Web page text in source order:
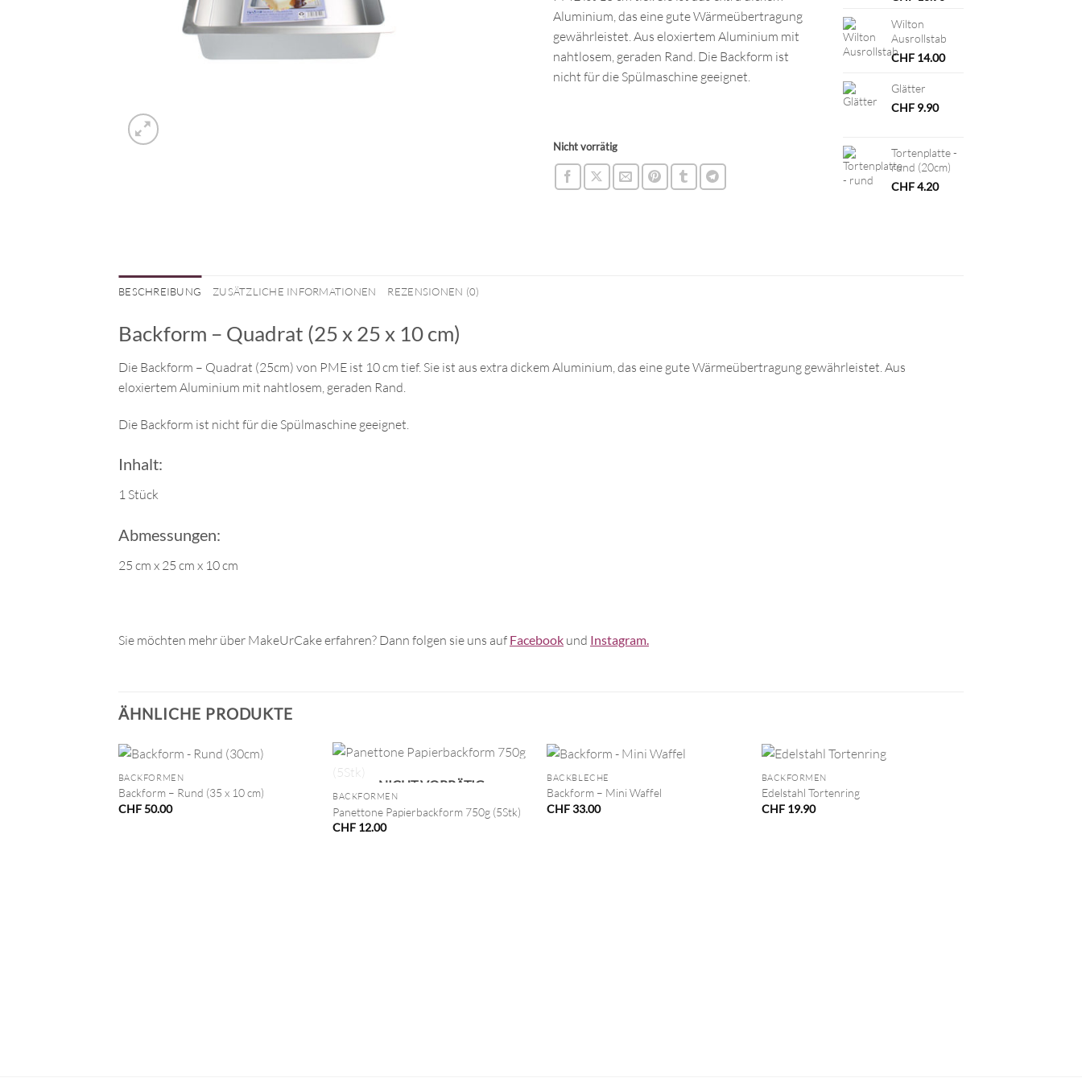
Aluminium, das eine gute Wärmeübertragung
gewährleistet. Aus eloxiertem Aluminium mit
nahtlosem, geraden Rand. Die Backform ist
nicht für die Spülmaschine geeignet.
Nicht vorrätig
Wilton
Ausrollstab
CHF 14.00
Glätter
CHF 9.90
Tortenplatte -
rund (20cm)
CHF4.20
BESCHREIBUNG ZUSÄTZLICHE INFORMATIONEN REZENSIONEN (0)
Backform – Quadrat (25 x 25 x 10 cm)
Die Backform – Quadrat (25cm) von PME ist 10 cm tief. Sie ist aus extra dickem Aluminium, das eine gute Wärmeübertragung gewährleistet. Aus
eloxiertem Aluminium mit nahtlosem, geraden Rand.
Die Backform ist nicht für die Spülmaschine geeignet.
Inhalt:
1 Stück
Abmessungen:
25 cm x 25 cm x 10 cm
Sie möchten mehr über MakeUrCake erfahren? Dann folgen sie uns auf Facebook und Instagram.
ÄHNLICHE PRODUKTE
+
BACKFORMEN
Backform – Rund (35 x 10 cm)
CHF50.00
NICHT VORRÄTIG
BACKFORMEN
Panettone Papierbackform 750g (5Stk)
CHF 12.00
+
BACKBLECHE
Backform – Mini Waffel
CHF33.00
+
BACKFORMEN
Edelstahl Tortenring
CHF19.90